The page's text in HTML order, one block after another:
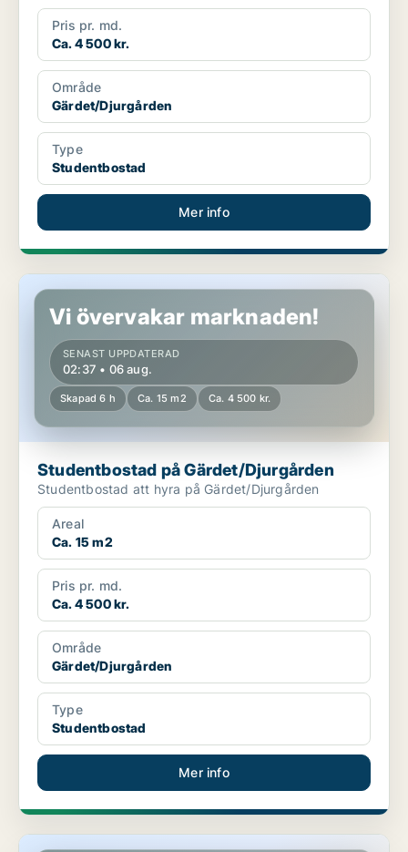
Pris pr. md.
Ca. 4 500 kr.
Område
Gärdet/Djurgården
Type
Studentbostad
Mer info
Studentbostad på Gärdet/Djurgården
Vi övervakar marknaden!
SENAST UPPDATERAD
02:37 • 06 aug.
Skapad 6 h Ca. 15 m2 Ca. 4 500 kr.
Studentbostad på Gärdet/Djurgården
Studentbostad att hyra på Gärdet/Djurgården
Areal
Ca. 15 m2
Pris pr. md.
Ca. 4 500 kr.
Område
Gärdet/Djurgården
Type
Studentbostad
Mer info
Studentbostad på Gärdet/Djurgården